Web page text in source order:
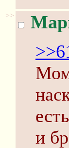
>>
и